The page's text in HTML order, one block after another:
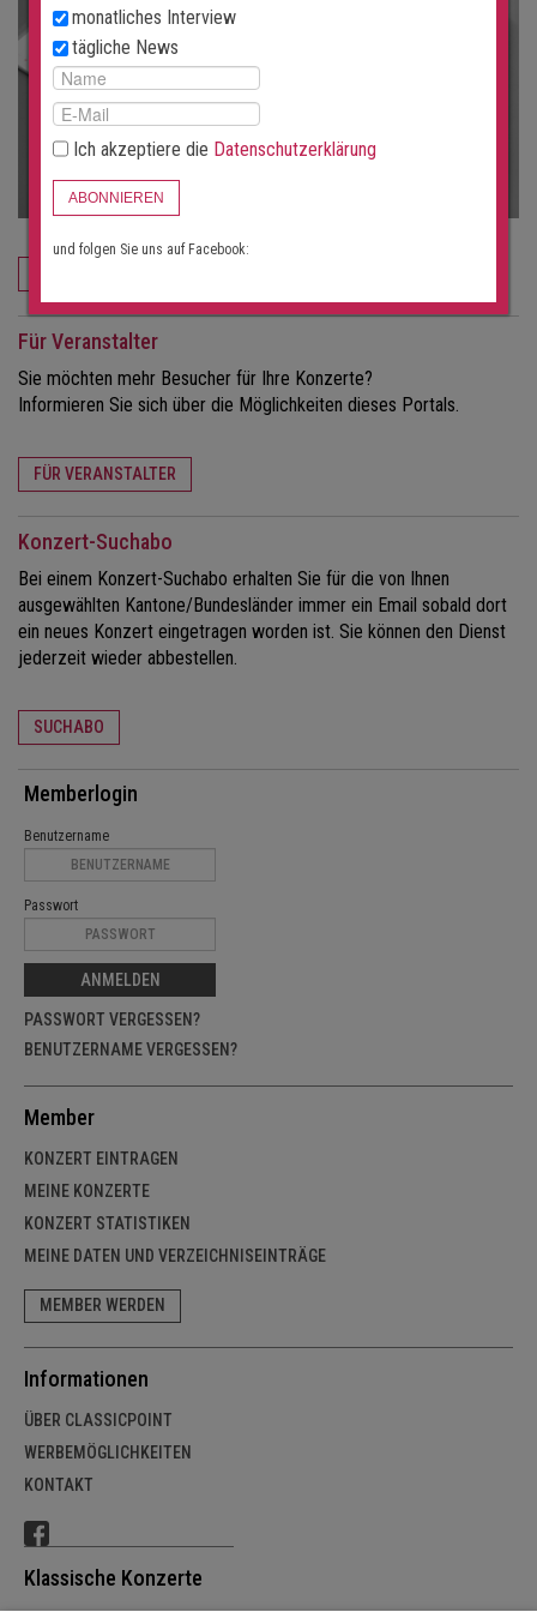
Für Veranstalter
Sie möchten mehr Besucher für Ihre Konzerte?
Informieren Sie sich über die Möglichkeiten dieses Portals.
FÜR VERANSTALTER
Konzert-Suchabo
Bei einem Konzert-Suchabo erhalten Sie für die von Ihnen
ausgewählten Kantone/Bundesländer immer ein Email sobald dort
ein neues Konzert eingetragen worden ist. Sie können den Dienst
jederzeit wieder abbestellen.
SUCHABO
Memberlogin
Benutzername
Passwort
ANMELDEN
PASSWORT VERGESSEN?
BENUTZERNAME VERGESSEN?
Member
KONZERT EINTRAGEN
MEINE KONZERTE
KONZERT STATISTIKEN
MEINE DATEN UND VERZEICHNISEINTRÄGE
MEMBER WERDEN
Informationen
ÜBER CLASSICPOINT
WERBEMÖGLICHKEITEN
KONTAKT
Klassische Konzerte
monatliches Interview
tägliche News
Ich akzeptiere die Datenschutzerklärung
ABONNIEREN
und folgen Sie uns auf Facebook: